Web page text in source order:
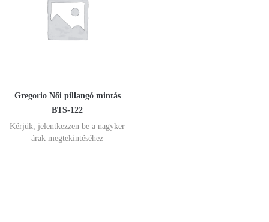
Gregorio Női pillangó mintás
BTS-122
Kérjük, jelentkezzen be a nagyker
árak megtekintéséhez